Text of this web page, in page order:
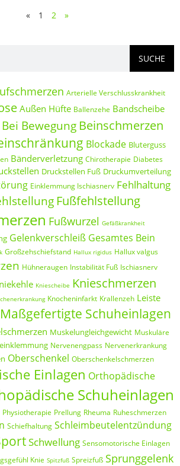
« 1 2 »
SUCHE
Arterielle Verschlusskrankheit
Außen Hüfte Ballenzehe Bandscheibe
Bei Bewegung Beinschmerzen
Blockade Bluterguss
Bänderverletzung Chirotherapie Diabetes
Druckstellen Fuß Druckumverteilung
Einklemmung Ischiasnerv Fehlhaltung
Fußfehlstellung
Fußwurzel Gefäßkrankheit
Gelenkverschleiß Gesamtes Bein
Großzehschiefstand Hallux rigidus Hallux valgus
Hühneraugen Instabilität Fuß Ischiasnerv
Kniescheibe Knieschmerzen
Knocheninfarkt Krallenzeh Leiste
Maßgefertigte Schuheinlagen
Muskelungleichgewicht Muskuläre
Nervenengpass Nervenerkrankung
Oberschenkel Oberschenkelschmerzen
Einlagen Orthopädische
Schuheinlagen
Physiotherapie Prellung Rheuma Ruheschmerzen
Schiefhaltung Schleimbeutelentzündung
Schwellung Sensomotorische Einlagen
Knie Spitzfuß Spreizfuß Sprunggelenk